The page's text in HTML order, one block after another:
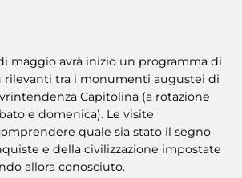
maggio avrà inizio un programma di
rilevanti tra i monumenti augustei di
Capitolina (a rotazione
e domenica). Le visite
quale sia stato il segno
e della civilizzazione impostate
allora conosciuto.